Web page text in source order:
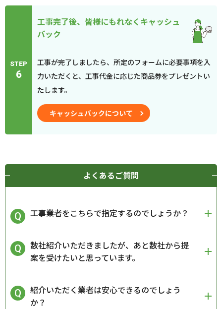
STEP
6
工事完了後、皆様にもれなくキャッシュ
バック
工事が完了しましたら、所定のフォームに必要事項を入
力いただくと、工事代金に応じた商品券をプレゼントい
たします。
キャッシュバックについて
よくあるご質問
工事業者をこちらで指定するのでしょうか？
数社紹介いただきましたが、あと数社から提
案を受けたいと思っています。
紹介いただく業者は安心できるのでしょう
か？